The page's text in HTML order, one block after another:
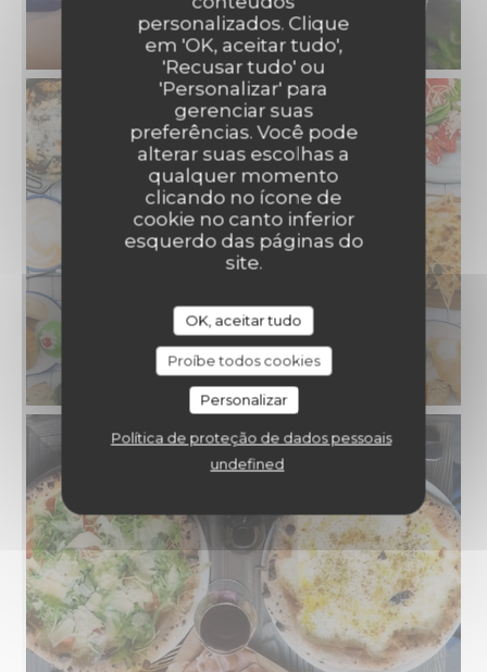
personalizados. Clique
em 'OK, aceitar tudo',
'Recusar tudo' ou
'Personalizar' para
gerenciar suas
preferências. Você pode
alterar suas escolhas a
qualquer momento
clicando no ícone de
cookie no canto inferior
esquerdo das páginas do
site.
OK, aceitar tudo
Proíbe todos cookies
Personalizar
Política de proteção de dados pessoais
undefined